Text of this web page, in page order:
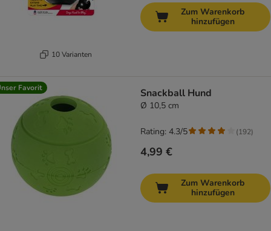
10 Varianten
Zum Warenkorb
hinzufügen
Favorit Snackball Hund
Ø 10,5 cm
4,99 €
Rating: 4.3/5 (192)
Zum Warenkorb
hinzufügen